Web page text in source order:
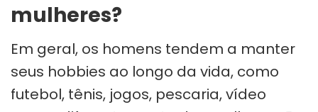
mulheres?
Em geral, os homens tendem a manter
seus hobbies ao longo da vida, como
futebol, tênis, jogos, pescaria, vídeo